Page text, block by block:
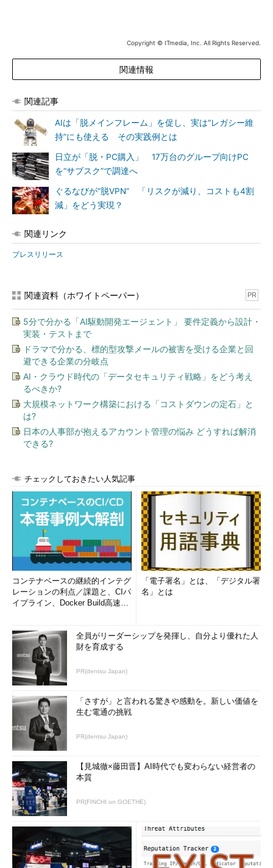
Copyright © ITmedia, Inc. All Rights Reserved.
関連情報
関連記事
AIは「脱メインフレーム」を促し、実は“レガシー維
持”にも使える その実践例とは
日立が「脱・PC購入」 17万台のグループ向けPC
を“サブスク”で調達へ
ぐるなびが“脱VPN” 「リスクが減り、コストも4割
減」をどう実現？
関連リンク
プレスリリース
関連資料（ホワイトペーパー） PR
5分で分かる「AI駆動開発エージェント」 要件定義から設計・
実装・テストまで
ドラマで分かる、標的型攻撃メールの被害を受ける企業と回
避できる企業の分岐点
AI・クラウド時代の「データセキュリティ戦略」をどう考え
るべきか?
大規模ネットワーク構築における「コストダウンの定石」と
は?
日本の人事部が抱えるアカウント管理の悩み どうすれば解消
できる?
チェックしておきたい人気記事
コンテナベースの継続的インテグ
レーションの利点／課題と、CIパ
イプライン、Docker Build高速化
「電子署名」とは、「デジタル署
名」とは
全員がリーダーシップを発揮し、自分より優れた人
財を育成する
PR(dentsu Japan)
「さすが」と言われる驚きや感動を。新しい価値を
生む電通の挑戦
PR(dentsu Japan)
【見城徹×藤田晋】AI時代でも変わらない経営者の
本質
PR(FINCHI on GOETHE)